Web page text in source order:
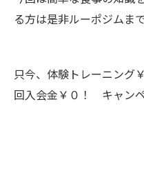
る方は是非ルーポジムま
只今、体験トレーニン
回入会金￥０！ キャンペ